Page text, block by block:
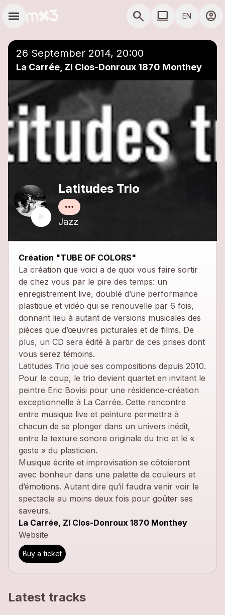
menu search COMPUTER USE
computer EN account_circle
26 September 2014, 20:00
La Carrée, ZI Clos-Donroux 1870 Monthey
Latitudes Trio
Jazz
Création "TUBE OF COLORS"
La création que voici a de quoi vous faire sortir
de chez vous par le pire des temps: un
enregistrement live, doublé d’une performance
plastique et vidéo qui se renouvelle par 6 fois,
donnant lieu à autant de versions musicales des
pièces que d’œuvres picturales et de films. De
plus, un CD sera édité à partir de ces prises dont
vous serez témoins.
Latitudes Trio joue ses compositions depuis 2010.
Pour le coup, le trio devient quartet en invitant le
peintre Eric Bovisi pour une résidence-création
exceptionnelle à La Carrée. Cette rencontre
entre musique live et peinture permettra à
chacun de se plonger dans un univers inédit,
entre la texture sonore originale du trio et le «
geste » du plasticien.
Musique écrite et improvisation se côtoieront
avec bonheur dans une palette de couleurs et
d’émotions. Autant dire qu’il faudra venir voir le
spectacle au moins deux fois pour goûter ses
saveurs.
La Carrée, ZI Clos-Donroux 1870 Monthey
Website
Buy a ticket
Latest tracks
Add to a playlist close